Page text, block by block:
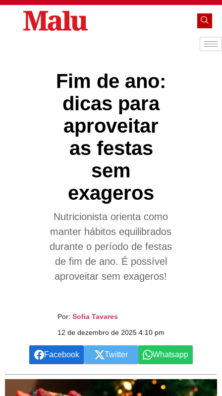
Fim de ano:
dicas para
aproveitar
as festas
sem
exageros
Nutricionista orienta como
manter hábitos equilibrados
durante o período de festas
de fim de ano. É possível
aproveitar sem exageros!
Por: Sofia Tavares
12 de dezembro de 2025 4:10 pm
Facebook Twitter Whatsapp